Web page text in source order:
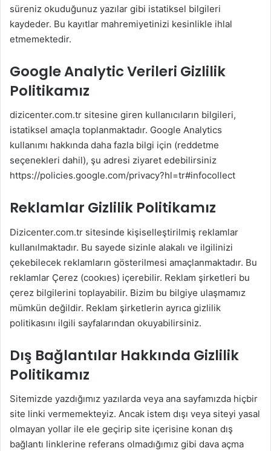
süreniz okuduğunuz yazılar gibi istatiksel bilgileri
kaydeder. Bu kayıtlar mahremiyetinizi kesinlikle ihlal
etmemektedir.
Google Analytic Verileri Gizlilik
Politikamız
dizicenter.com.tr sitesine giren kullanıcıların bilgileri,
istatiksel amaçla toplanmaktadır. Google Analytics
kullanımı hakkında daha fazla bilgi için (reddetme
seçenekleri dahil), şu adresi ziyaret edebilirsiniz
https://policies.google.com/privacy?hl=tr#infocollect
Reklamlar Gizlilik Politikamız
Dizicenter.com.tr sitesinde kişiselleştirilmiş reklamlar
kullanılmaktadır. Bu sayede sizinle alakalı ve ilgilinizi
çekebilecek reklamların gösterilmesi amaçlanmaktadır. Bu
reklamlar Çerez (cookıes) içerebilir. Reklam şirketleri bu
çerez bilgilerini toplayabilir. Bizim bu bilgiye ulaşmamız
mümkün değildir. Reklam şirketlerin ayrıca gizlilik
politikasını ilgili sayfalarından okuyabilirsiniz.
Dış Bağlantılar Hakkında Gizlilik
Politikamız
Sitemizde yazdığımız yazılarda veya ana sayfamızda hiçbir
site linki vermemekteyiz. Ancak istem dışı veya siteyi yasal
olmayan yollar ile ele geçirip site içerisine konan dış
bağlantı linklerine referans olmadığımız gibi dava açma